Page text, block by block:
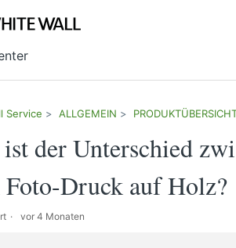
Service ALLGEMEIN
ist der Unterschied
Foto-Druck auf Holz?
vor 4 Monaten